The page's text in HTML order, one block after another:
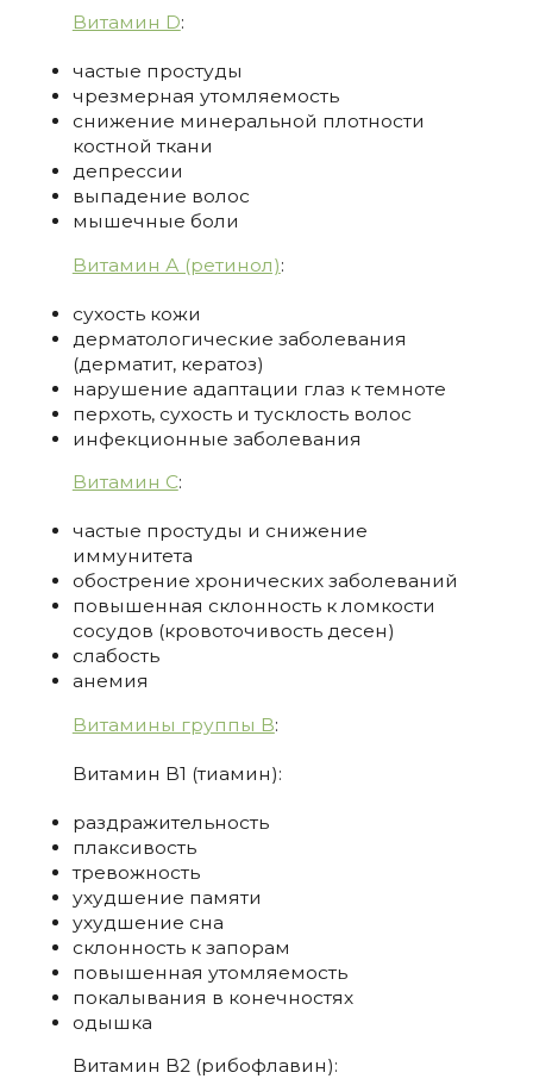
Витамин D:
частые простуды
чрезмерная утомляемость
снижение минеральной плотности
костной ткани
депрессии
выпадение волос
мышечные боли
Витамин А (ретинол):
сухость кожи
дерматологические заболевания
(дерматит, кератоз)
нарушение адаптации глаз к темноте
перхоть, сухость и тусклость волос
инфекционные заболевания
Витамин С:
частые простуды и снижение
иммунитета
обострение хронических заболеваний
повышенная склонность к ломкости
сосудов (кровоточивость десен)
слабость
анемия
Витамины группы B:
Витамин В1 (тиамин):
раздражительность
плаксивость
тревожность
ухудшение памяти
ухудшение сна
склонность к запорам
повышенная утомляемость
покалывания в конечностях
одышка
Витамин В2 (рибофлавин):